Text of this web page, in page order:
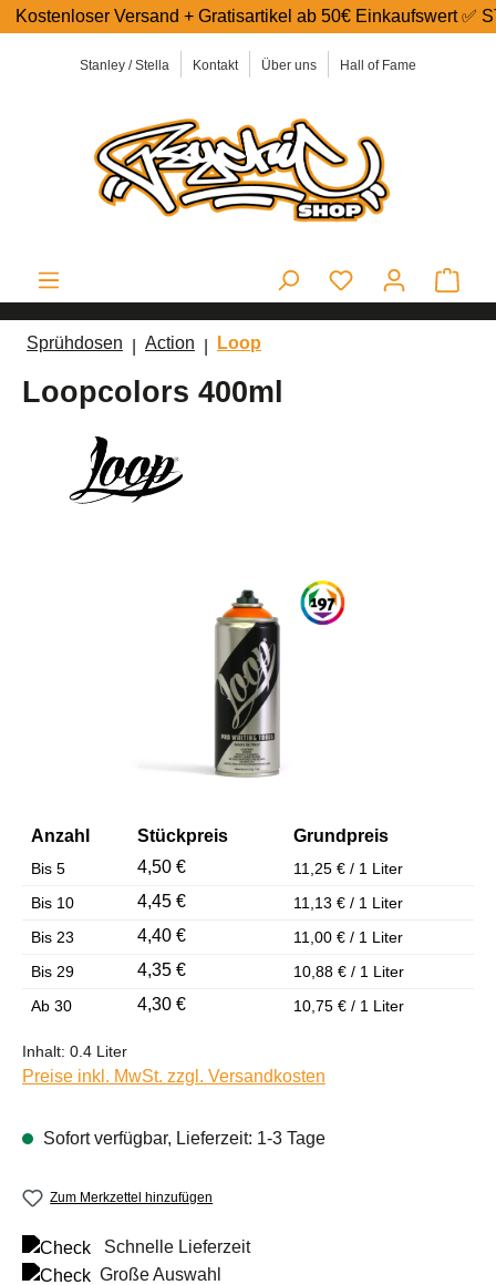
springen
Stanley / Stella Kontakt Über uns Hall of Fame
Versand + Gratisartikel ab 50€ Einkaufswert ✅
Sprühdosen Action Loop
Loopcolors 400ml
Anzahl Stückpreis Grundpreis
Bis 5 4,50 €
11,25 € / 1 Liter
Bis 10 4,45 €
11,13 € / 1 Liter
Bis 23 4,40 €
11,00 € / 1 Liter
Bis 29 4,35 €
10,88 € / 1 Liter
Ab 30 4,30 € 10,75 € / 1 Liter
Inhalt: 0.4 Liter
Preise inkl. MwSt. zzgl. Versandkosten
Sofort verfügbar, Lieferzeit: 1-3 Tage
Zum Merkzettel hinzufügen
Schnelle Lieferzeit
Große Auswahl